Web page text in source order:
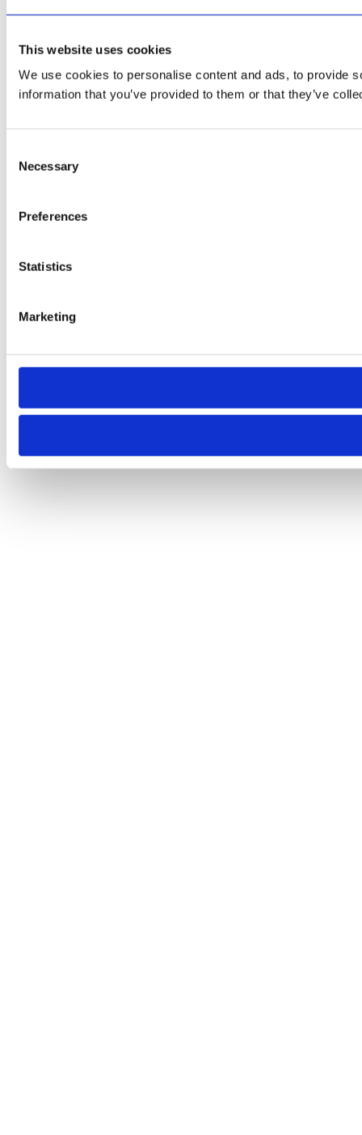
This website uses cookies
We use cookies to personalise content and ads, to provide
information that you’ve provided to them or that they’ve
Selection
Necessary
Preferences
Statistics
Marketing